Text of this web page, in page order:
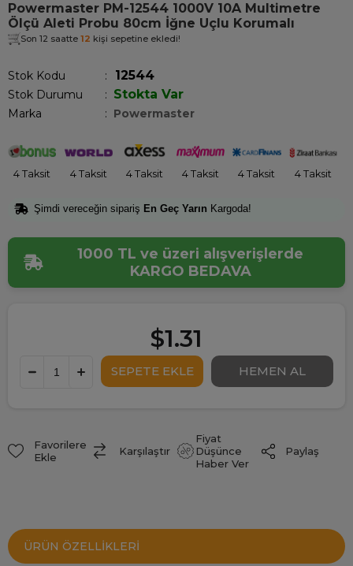
Powermaster PM-12544 1000V 10A Multimetre
Ölçü Aleti Probu 80cm İğne Uçlu Korumalı
Son 12 saatte 12 kişi sepetine ekledi!
Stok Kodu 12544
Stok Durumu : Stokta Var
Marka : Powermaster
4 Taksit 4 Taksit 4 Taksit 4 Taksit 4 Taksit 4 Taksit
Şimdi vereceğin sipariş En Geç Yarın Kargoda!
1000 TL ve üzeri alışverişlerde
KARGO BEDAVA
$1.31
Favorilere
Ekle
Karşılaştır
Fiyat
Düşünce
Haber Ver
Paylaş
ÜRÜN ÖZELLIKLERI